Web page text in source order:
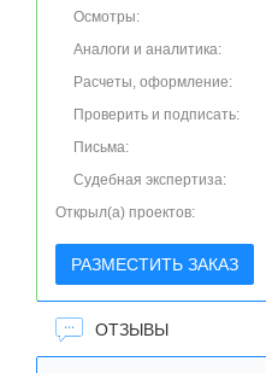
Осмотры:
Аналоги и аналитика:
Расчеты, оформление:
Проверить и подписать:
Письма:
Судебная экспертиза:
Открыл(а) проектов:
РАЗМЕСТИТЬ ЗАКАЗ
ОТЗЫВЫ